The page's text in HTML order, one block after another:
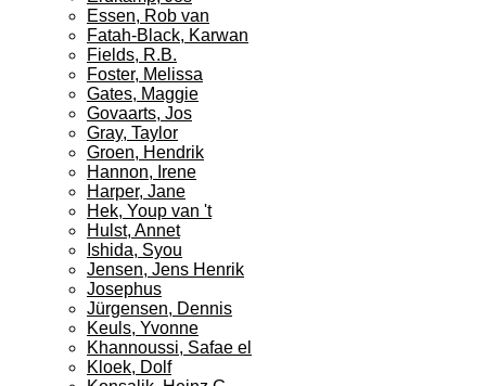
Essen, Rob van
Fatah-Black, Karwan
Fields, R.B.
Foster, Melissa
Gates, Maggie
Govaarts, Jos
Gray, Taylor
Groen, Hendrik
Hannon, Irene
Harper, Jane
Hek, Youp van 't
Hulst, Annet
Ishida, Syou
Jensen, Jens Henrik
Josephus
Jürgensen, Dennis
Keuls, Yvonne
Khannoussi, Safae el
Kloek, Dolf